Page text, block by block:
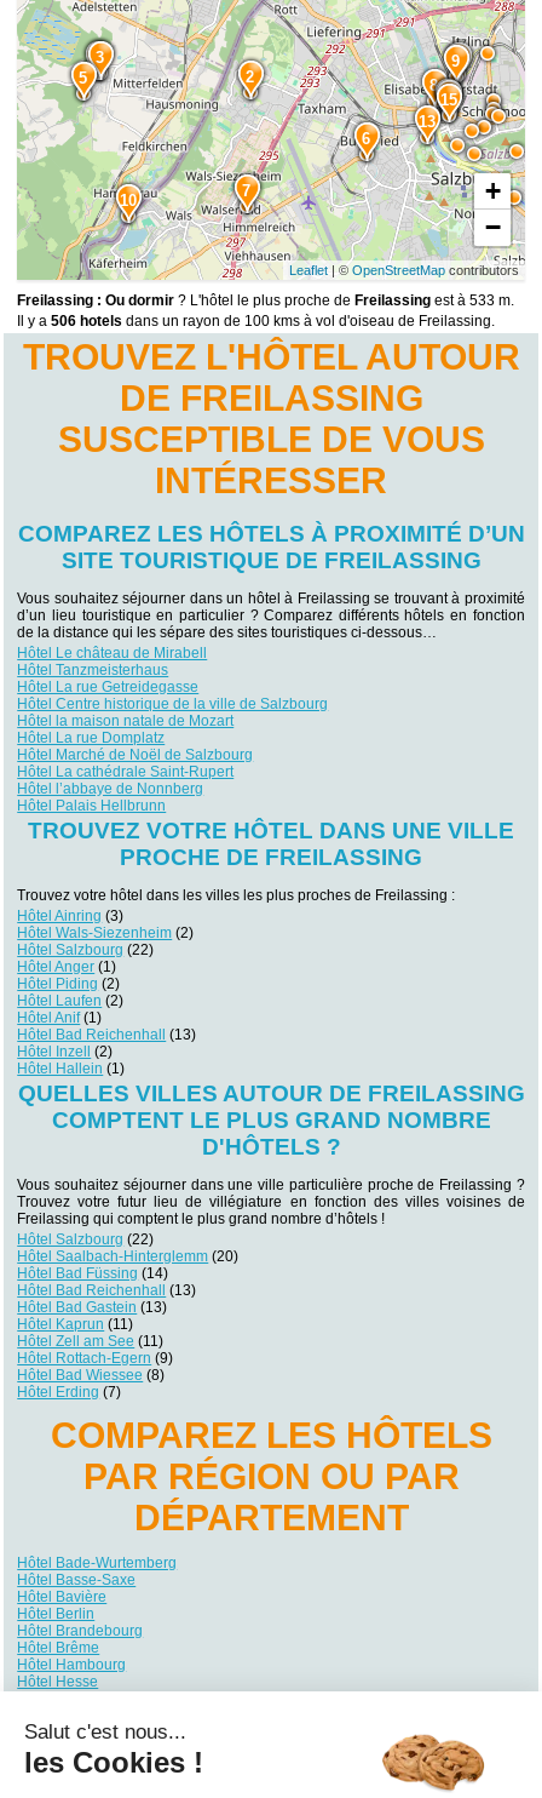
15
14
13
12
11
10
9
8
7
6
5
43
2
+
−
Leaflet| © OpenStreetMapcontributors
Freilassing : Ou dormir ? L'hôtel le plus proche de Freilassing est à 533 m.
Il y a506 hotels dans un rayon de 100 kms à vol d'oiseau de Freilassing.
TROUVEZ L'HÔTEL AUTOUR
DE FREILASSING
SUSCEPTIBLE DE VOUS
INTÉRESSER
COMPAREZ LES HÔTELS À PROXIMITÉ D’UN
SITE TOURISTIQUE DE FREILASSING
Vous souhaitez séjourner dans un hôtel à Freilassing se trouvant à proximité
d’un lieu touristique en particulier ? Comparez différents hôtels en fonction
de la distance qui les sépare des sites touristiques ci-dessous…
Hôtel Le château de Mirabell
Hôtel Tanzmeisterhaus
Hôtel La rue Getreidegasse
Hôtel Centre historique de la ville de Salzbourg
Hôtel la maison natale de Mozart
Hôtel La rue Domplatz
Hôtel Marché de Noël de Salzbourg
Hôtel La cathédrale Saint-Rupert
Hôtel l’abbaye de Nonnberg
Hôtel Palais Hellbrunn
TROUVEZ VOTRE HÔTEL DANS UNE VILLE
PROCHE DE FREILASSING
Trouvez votre hôtel dans les villes les plus proches de Freilassing :
Hôtel Ainring (3)
Hôtel Wals-Siezenheim (2)
Hôtel Salzbourg (22)
Hôtel Anger (1)
Hôtel Piding (2)
Hôtel Laufen (2)
Hôtel Anif(1)
Hôtel Bad Reichenhall
(13)
Hôtel Inzell
(2)
Hôtel Hallein (1)
QUELLES VILLES AUTOUR DE FREILASSING
COMPTENT LE PLUS GRAND NOMBRE
D'HÔTELS ?
Vous souhaitez séjourner dans une ville particulière proche de Freilassing ?
Trouvez votre futur lieu de villégiature en fonction des villes voisines de
Freilassing qui comptent le plus grand nombre d’hôtels !
Hôtel Salzbourg (22)
Hôtel Saalbach-Hinterglemm (20)
Hôtel Bad Füssing (14)
Hôtel Bad Reichenhall
(13)
Hôtel Bad Gastein (13)
Hôtel Kaprun (11)
Hôtel Zell am See (11)
Hôtel Rottach-Egern (9)
Hôtel Bad Wiessee (8)
Hôtel Erding (7)
COMPAREZ LES HÔTELS
PAR RÉGION OU PAR
DÉPARTEMENT
Hôtel Bade-Wurtemberg
Hôtel Basse-Saxe
Hôtel Bavière
Hôtel Berlin
Hôtel Brandebourg
Hôtel Brême
Hôtel Hambourg
Hôtel Hesse
Hôtel Rhénanie-Palatinat
Hôtel Sarre
Hôtel Saxe
Salut c'est nous...
les Cookies !